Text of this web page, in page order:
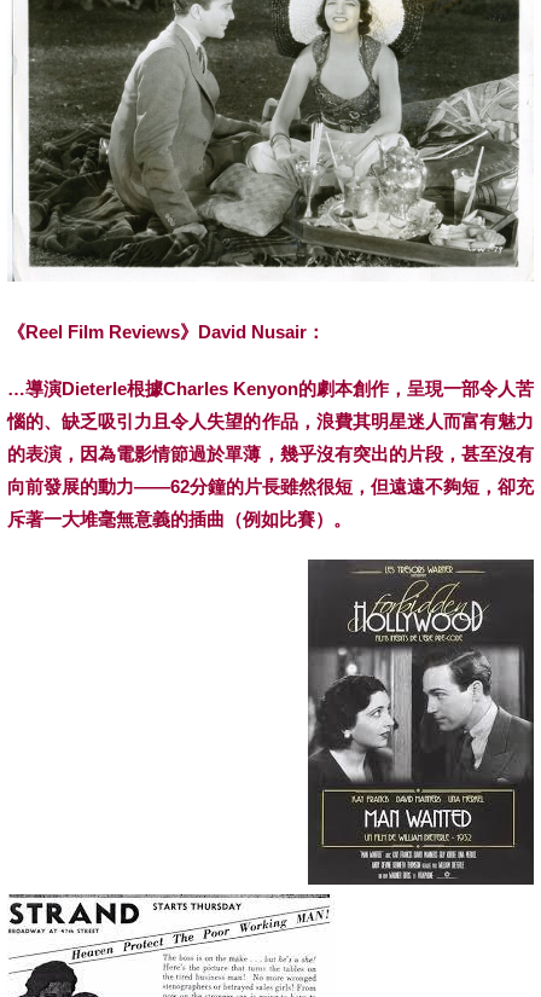
《Reel Film Reviews》 David Nusair ：
…導演Dieterle根據Charles Kenyon的劇本創作，呈現一部令人苦
惱的、缺乏吸引力且令人失望的作品，浪費其明星迷人而富有魅力
的表演，因為電影情節過於單薄，幾乎沒有突出的片段，甚至沒有
向前發展的動力——62分鐘的片長雖然很短，但遠遠不夠短，卻充
斥著一大堆毫無意義的插曲（例如比賽）。